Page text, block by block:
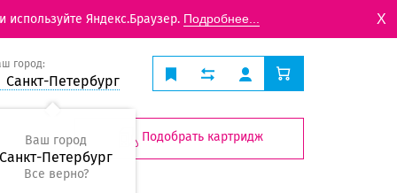
Яндекс.Браузер. Подробнее... X
город:
Санкт-Петербург
Ваш город
Санкт-Петербург
Все верно?
Подобрать картридж